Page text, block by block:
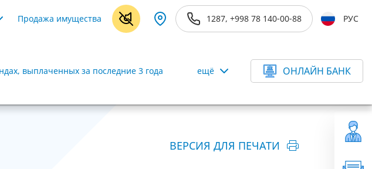
Продажа имущества 1287, +998 78 140-00-88 РУС
выплаченных за последние 3 года ещё ОНЛАЙН БАНК
ВЕРСИЯ ДЛЯ ПЕЧАТИ